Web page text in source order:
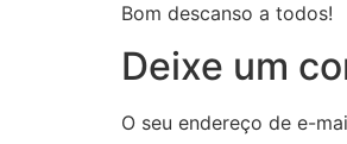
Bom descanso a todos!
Deixe um
O seu endereço de e-